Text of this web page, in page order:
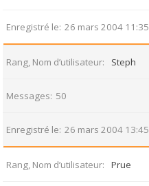
Enregistré le 26 mars 2004 11:35
Rang, Nom d’utilisateur Steph
Messages 50
Enregistré le 26 mars 2004 13:45
Rang, Nom d’utilisateur Prue